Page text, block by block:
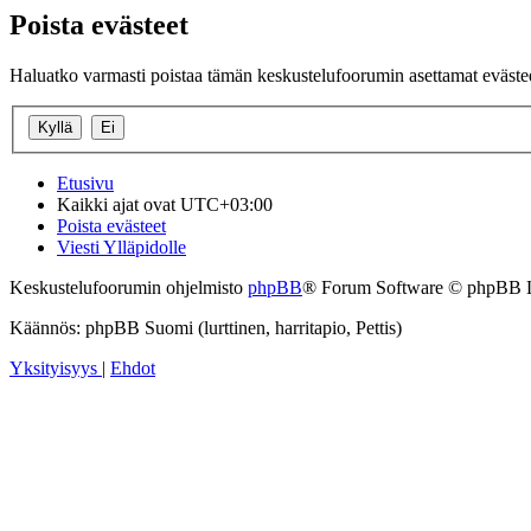
Poista evästeet
Haluatko varmasti poistaa tämän keskustelufoorumin asettamat
Etusivu
Kaikki ajat ovat UTC+03:00
Poista evästeet
Viesti Ylläpidolle
Keskustelufoorumin ohjelmisto phpBB® Forum Software © phpBB
Käännös: phpBB Suomi (lurttinen, harritapio, Pettis)
Yksityisyys | Ehdot